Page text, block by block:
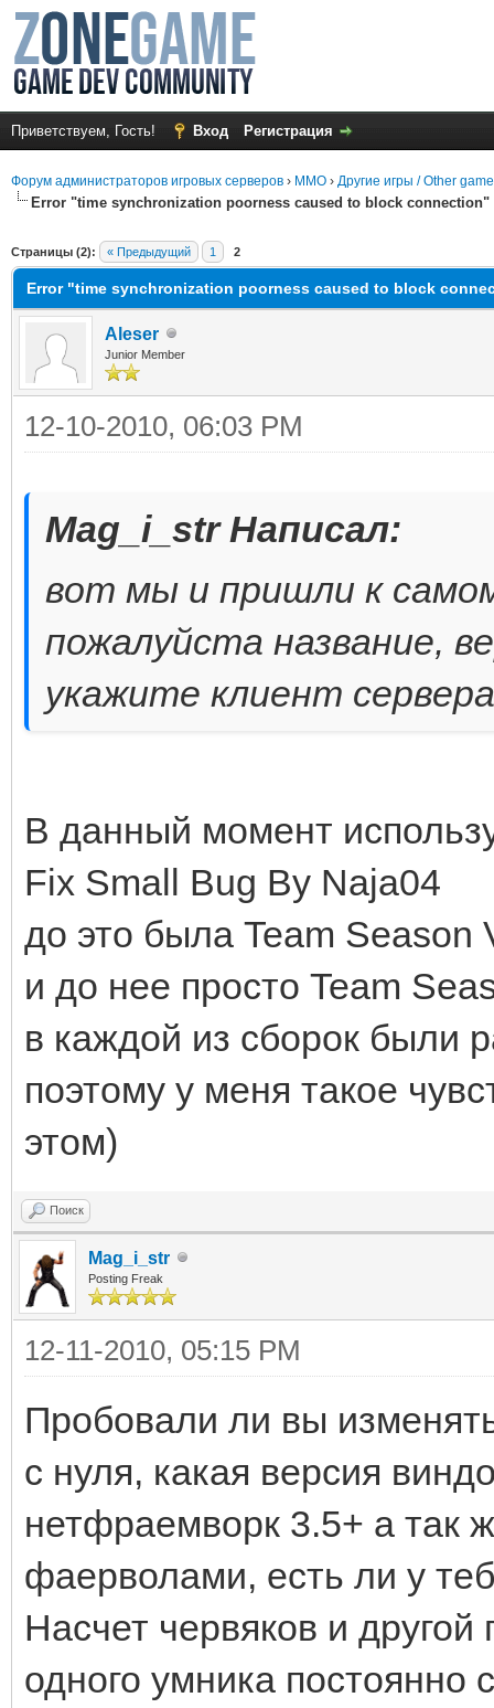
Приветствуем, Гость! Вход Регистрация
Форум администраторов игровых серверов › MMO › Другие игры / Other
Error "time synchronization poorness caused to block connection"
Страницы (2): « Предыдущий 1 2
Error "time synchronization poorness caused to block
Aleser
Junior Member
12-10-2010, 06:03 PM
Mag_i_str Написал:
вот мы и пришли к
пожалуйста название,
укажите клиент сервера
В данный момент
Fix Small Bug By Naja04
до это была Team Season
и до нее просто Team
в каждой из сборок были
поэтому у меня такое
этом)
Поиск
Mag_i_str
Posting Freak
12-11-2010, 05:15 PM
Пробовали ли вы
с нуля, какая версия
нетфраемворк 3.5+ а так
фаерволами, есть ли у
Насчет червяков и
одного умника постоянно